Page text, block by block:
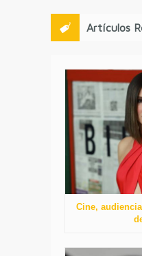
Artículos
Cine,